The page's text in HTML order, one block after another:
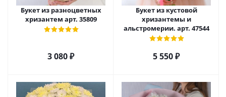
Букет из разноцветных
хризантем арт. 35809
3 080₽
Букет из кустовой
хризантемы и
альстромерии. арт. 47544
5 550₽